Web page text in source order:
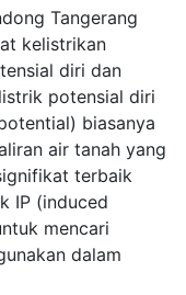
Tangerang
kelistrikan
diri dan
potensial diri
biasanya
air tanah yang
terbaik
IP (induced
mencari
dalam